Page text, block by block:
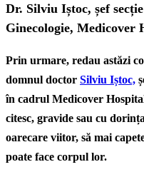
Dr. Silviu Iștoc, șef
Ginecologie, Medicover
Prin urmare, redau astăzi
domnul doctor Silviu Iștoc,
în cadrul Medicover
citesc, gravide sau cu
oarecare viitor, să mai
poate face corpul lor.